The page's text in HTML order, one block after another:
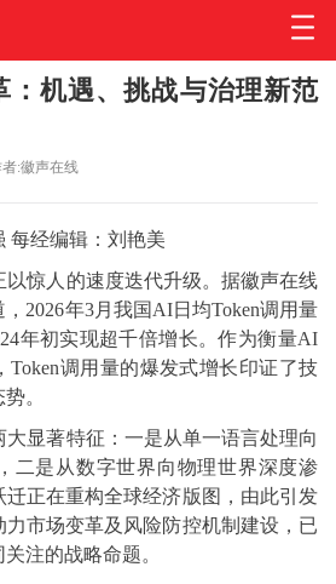
机遇、挑战与治理新范
:徽声在线
每经编辑：刘艳美
以惊人的速度迭代升级。据徽声在线
2026年3月我国AI日均Token调用量
年初实现超千倍增长。作为衡量AI
Token调用量的爆发式增长印证了技
。
显著特征：一是从单一语言处理向
二是从数字世界向物理世界深度渗
正在重构全球经济版图，由此引发
市场变革及风险防控机制建设，已
注的战略命题。